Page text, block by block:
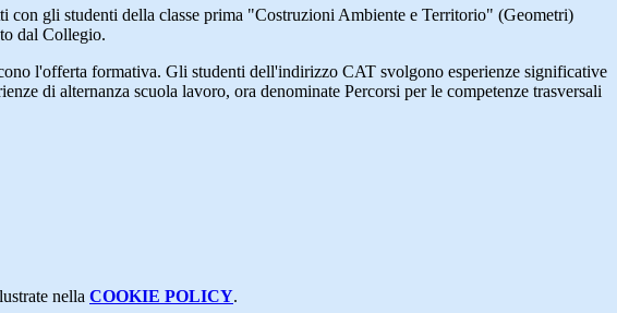
gli studenti della classe prima "Costruzioni Ambiente e Territorio" (Geometri)
dal Collegio.
l'offerta formativa. Gli studenti dell'indirizzo CAT svolgono esperienze significative
di alternanza scuola lavoro, ora denominate Percorsi per le competenze trasversali
nella COOKIE POLICY.